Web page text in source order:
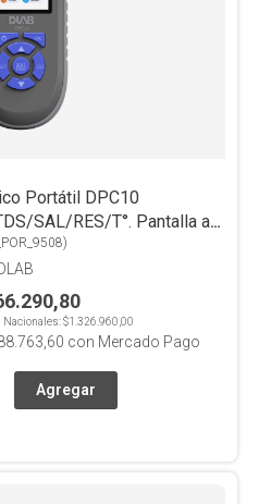
Portátil DPC10
SAL/RES/T°. Pantalla a
)
Nacionales:$1.326.960,00
con Mercado Pago